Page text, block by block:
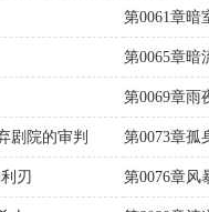
第0061章暗
第0065章暗
第0069章雨
剧院的审判 第0073章孤
刃 第0076章风